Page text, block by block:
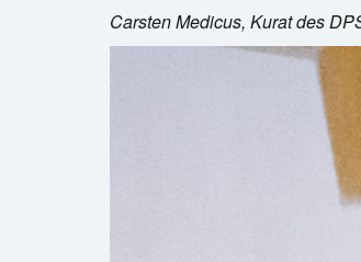
Carsten Medicus, Kurat des